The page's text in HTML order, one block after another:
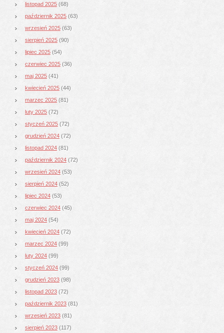
listopad 2025 (68)
październik 2025 (63)
wrzesień 2025 (63)
sierpień 2025 (90)
lipiec 2025 (54)
czerwiec 2025 (36)
maj 2025 (41)
kwiecień 2025 (44)
marzec 2025 (81)
luty 2025 (72)
styczeń 2025 (72)
grudzień 2024 (72)
listopad 2024 (81)
październik 2024 (72)
wrzesień 2024 (53)
sierpień 2024 (52)
lipiec 2024 (53)
czerwiec 2024 (45)
maj 2024 (54)
kwiecień 2024 (72)
marzec 2024 (99)
luty 2024 (99)
styczeń 2024 (99)
grudzień 2023 (98)
listopad 2023 (72)
październik 2023 (81)
wrzesień 2023 (81)
sierpień 2023 (117)